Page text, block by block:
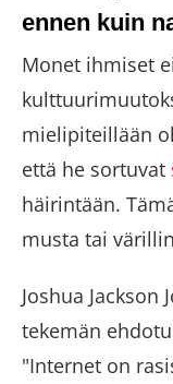
ennen kuin
Monet ihmiset
mielipiteillään
että he sortuvat
häirintään.
musta tai
Joshua
tekemän
"Internet on